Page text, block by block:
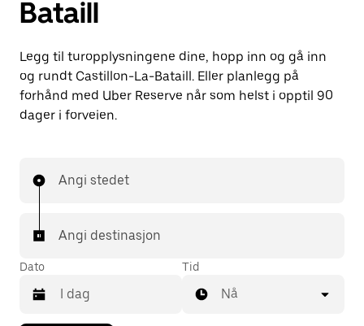
Bataill
Legg til turopplysningene dine, hopp inn og gå inn
og rundt Castillon-La-Bataill. Eller planlegg på
forhånd med Uber Reserve når som helst i opptil 90
dager i forveien.
Angi stedet
Angi destinasjon
Dato Tid
Nå